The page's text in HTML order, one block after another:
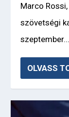
Marco
szövetségi
szeptember...
OLVASS